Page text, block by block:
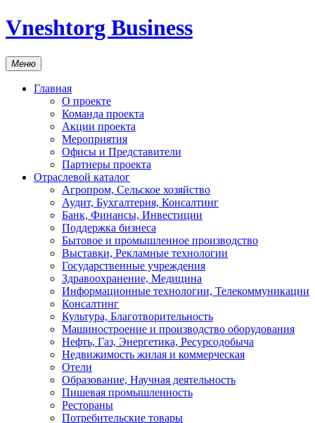
Vneshtorg Business
Меню
Главная
О проекте
Команда проекта
Акции проекта
Мероприятия
Офисы и Представители
Партнеры проекта
Отраслевой каталог
Агропром, Сельское хозяйство
Аудит, Бухгалтерия, Консалтинг
Банк, Финансы, Инвестиции
Поддержка бизнеса
Бытовое и промышленное производство
Выставки, Рекламные технологии
Государственные учреждения
Здравоохранение, Медицина
Информационные технологии, Телекоммуникации
Консалтинг
Культура, Благотворительность
Машиностроение и производство оборудования
Нефть, Газ, Энергетика, Ресурсодобыча
Недвижимость жилая и коммерческая
Отели
Образование, Научная деятельность
Пишевая промышленность
Рестораны
Потребительские товары